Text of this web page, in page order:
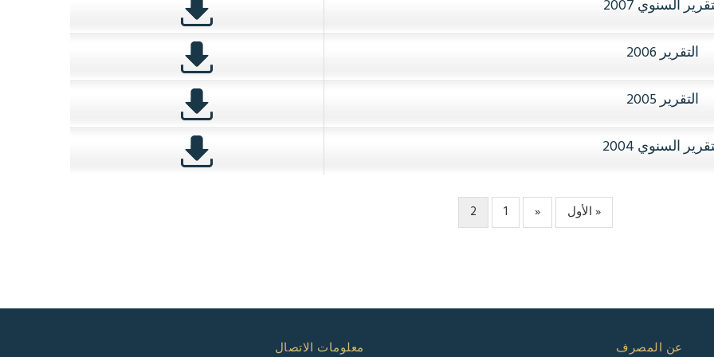
السنوي 2007
التقرير 2006
التقرير 2005
السنوي 2004
الصفحة
الأولى
« الأول
الصفحة
السابقة
«
Page1
Current
page
2
معلومات الاتصال عن المصرف